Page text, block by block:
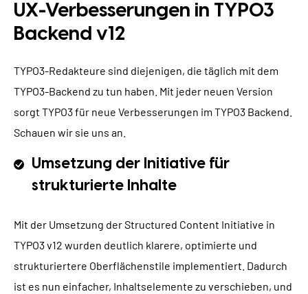
UX-Verbesserungen in TYPO3
Backend v12
TYPO3-Redakteure sind diejenigen, die täglich mit dem
TYPO3-Backend zu tun haben. Mit jeder neuen Version
sorgt TYPO3 für neue Verbesserungen im TYPO3 Backend.
Schauen wir sie uns an.
Umsetzung der Initiative für
strukturierte Inhalte
Mit der Umsetzung der Structured Content Initiative in
TYPO3 v12 wurden deutlich klarere, optimierte und
strukturiertere Oberflächenstile implementiert. Dadurch
ist es nun einfacher, Inhaltselemente zu verschieben, und